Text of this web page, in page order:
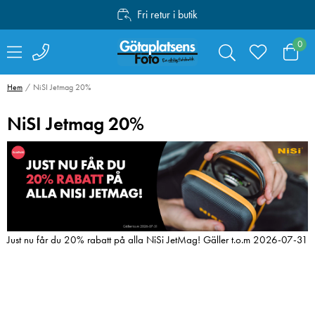
Fri retur i butik
Personlig service
Fri frakt över 1000:-
0
Hem NiSI Jetmag 20%
NiSI Jetmag 20%
Just nu får du 20% rabatt på alla NiSi JetMag! Gäller t.o.m 2026-07-31